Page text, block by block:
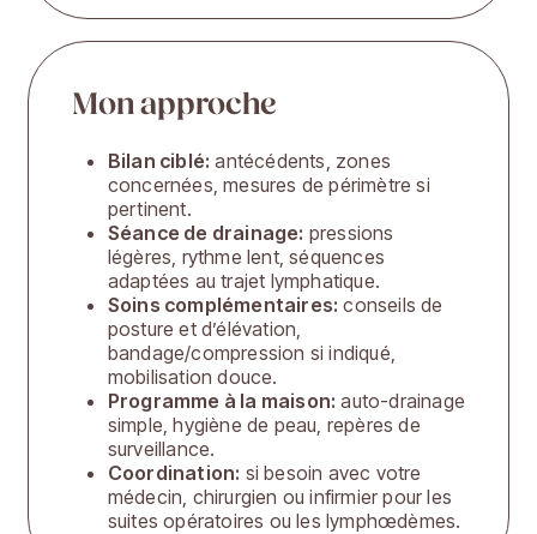
Mon approche
Bilan ciblé: antécédents, zones
concernées, mesures de périmètre si
pertinent.
Séance de drainage: pressions
légères, rythme lent, séquences
adaptées au trajet lymphatique.
Soins complémentaires: conseils de
posture et d’élévation,
bandage/compression si indiqué,
mobilisation douce.
Programme à la maison: auto-drainage
simple, hygiène de peau, repères de
surveillance.
Coordination: si besoin avec votre
médecin, chirurgien ou infirmier pour les
suites opératoires ou les lymphœdèmes.